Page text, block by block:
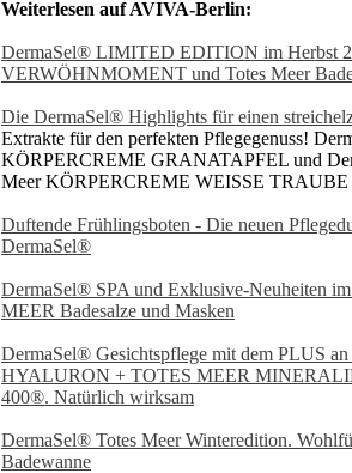
Weiterlesen auf AVIVA-Berlin:
DermaSel® LIMITED EDITION im Herbst
VERWÖHNMOMENT und Totes Meer
Die DermaSel® Highlights für einen
Extrakte für den perfekten Pflegegenuss!
KÖRPERCREME GRANATAPFEL und
Meer KÖRPERCREME WEISSE TRAUBE
Duftende Frühlingsboten - Die neuen
DermaSel®
DermaSel® SPA und Exklusive-Neuheiten
MEER Badesalze und Masken
DermaSel® Gesichtspflege mit dem PLUS
HYALURON + TOTES MEER
400®. Natürlich wirksam
DermaSel® Totes Meer Winteredition.
Badewanne